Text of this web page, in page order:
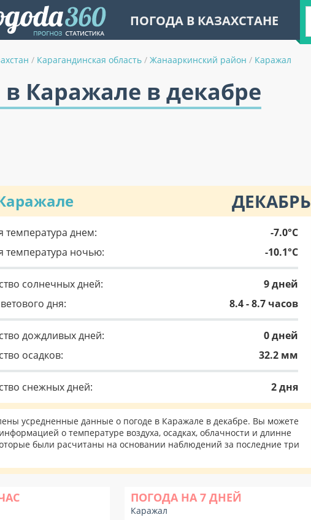
ПОГОДА В КАЗАХСТАНЕ
/ Карагандинская область / Жанааркинский район / Каражал
в Каражале в декабре
ДЕКАБРЬ
температура днем:
-7.0°C
температура ночью:
-10.1°C
солнечных дней:
9 дней
дня:
8.4 - 8.7 часов
дождливых дней:
0 дней
осадков:
32.2 мм
снежных дней: 2 дня
усредненные данные о погоде в Каражале в декабре. Вы можете
о температуре воздуха, осадках, облачности и длинне
были расчитаны на основании наблюдений за последние три
ПОГОДА НА 7 ДНЕЙ
Каражал